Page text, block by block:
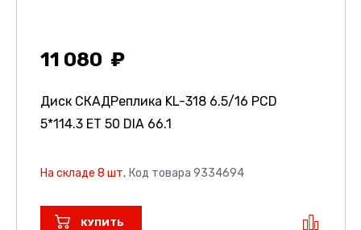
11 080
Диск СКАДРеплика KL-318 6.5/16 PCD
5*114.3 ET 50 DIA 66.1
На складе 8 шт. Код товара 9334694
КУПИТЬ